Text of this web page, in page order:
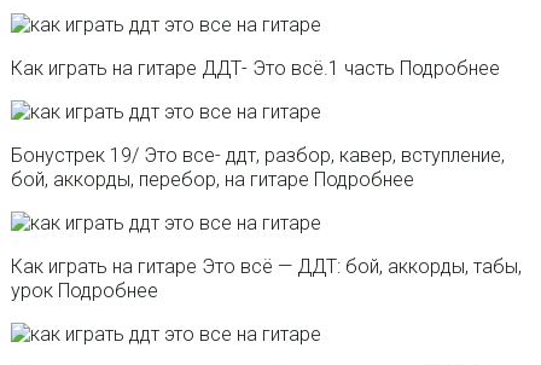
Как играть на гитаре ДДТ- Это всё.1 часть Подробнее
Бонустрек 19/ Это все- ддт, разбор, кавер, вступление,
бой, аккорды, перебор, на гитаре Подробнее
Как играть на гитаре Это всё — ДДТ: бой, аккорды, табы,
урок Подробнее